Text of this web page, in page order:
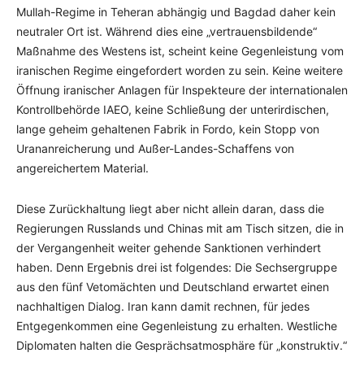
Mullah-Regime in Teheran abhängig und Bagdad daher kein
neutraler Ort ist. Während dies eine „vertrauensbildende“
Maßnahme des Westens ist, scheint keine Gegenleistung vom
iranischen Regime eingefordert worden zu sein. Keine weitere
Öffnung iranischer Anlagen für Inspekteure der internationalen
Kontrollbehörde IAEO, keine Schließung der unterirdischen,
lange geheim gehaltenen Fabrik in Fordo, kein Stopp von
Urananreicherung und Außer-Landes-Schaffens von
angereichertem Material.
Diese Zurückhaltung liegt aber nicht allein daran, dass die
Regierungen Russlands und Chinas mit am Tisch sitzen, die in
der Vergangenheit weiter gehende Sanktionen verhindert
haben. Denn Ergebnis drei ist folgendes: Die Sechsergruppe
aus den fünf Vetomächten und Deutschland erwartet einen
nachhaltigen Dialog. Iran kann damit rechnen, für jedes
Entgegenkommen eine Gegenleistung zu erhalten. Westliche
Diplomaten halten die Gesprächsatmosphäre für „konstruktiv.“